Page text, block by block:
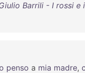
Barrili - I rossi e
penso a mia madre,